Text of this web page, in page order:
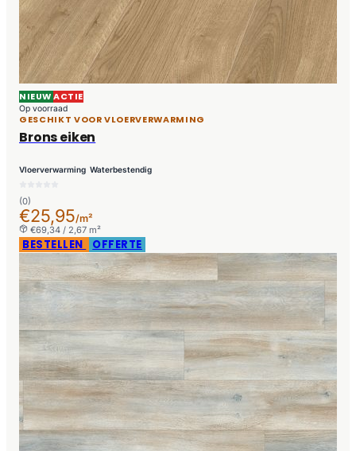
NIEUWACTIE
Op voorraad
GESCHIKT VOOR VLOERVERWARMING
Brons eiken
Vloerverwarming Waterbestendig
(0)
€25,95/m²
€69,34 / 2,67 m²
BESTELLEN OFFERTE